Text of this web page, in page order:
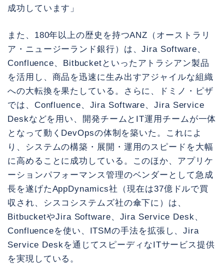
成功しています」
また、180年以上の歴史を持つANZ（オーストラリ
ア・ニュージーランド銀行）は、Jira Software、
Confluence、Bitbucketといったアトラシアン製品
を活用し、商品を迅速に生み出すアジャイルな組織
への大転換を果たしている。さらに、ドミノ・ピザ
では、Confluence、Jira Software、Jira Service
Deskなどを用い、開発チームとIT運用チームが一体
となって動くDevOpsの体制を築いた。これによ
り、システムの構築・展開・運用のスピードを大幅
に高めることに成功している。このほか、アプリケ
ーションパフォーマンス管理のベンダーとして急成
長を遂げたAppDynamics社（現在は37億ドルで買
収され、シスコシステムズ社の傘下に）は、
BitbucketやJira Software、Jira Service Desk、
Confluenceを使い、ITSMの手法を拡張し、Jira
Service Deskを通じてスピーディなITサービス提供
を実現している。